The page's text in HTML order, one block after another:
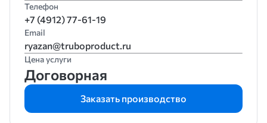
Телефон
+7 (4912) 77-61-19
Email
ryazan@truboproduct.ru
Цена услуги
Договорная
Заказать производство